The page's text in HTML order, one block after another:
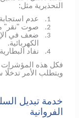
التحذيرية مثل:
1. عدم
2. صوت "نقر"
3.
ضعف في
الكهربائية.
4.
نفاد
فكل هذه المؤشرات
ويتطلب الأمر
خدمة تبديل
الفروانية